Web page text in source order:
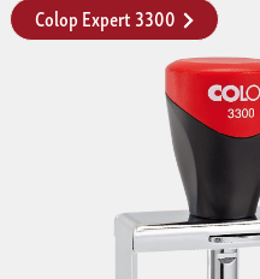
Colop Expert 3300